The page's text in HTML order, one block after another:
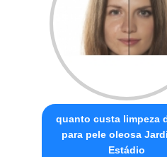
quanto custa limpeza
para pele oleosa
Estádio